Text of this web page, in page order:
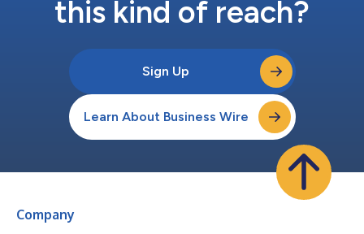
this kind of reach?
Sign Up
Learn About Business Wire
Company